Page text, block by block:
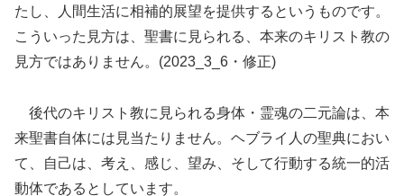
たし、人間生活に相補的展望を提供するというものです。
こういった見方は、聖書に見られる、本来のキリスト教の
見方ではありません。(2023_3_6・修正)
後代のキリスト教に見られる身体・霊魂の二元論は、本
来聖書自体には見当たりません。ヘブライ人の聖典におい
て、自己は、考え、感じ、望み、そして行動する統一的活
動体であるとしています。